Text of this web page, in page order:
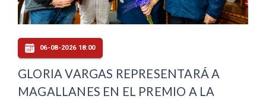
06-08-2026 18:00
GLORIA VARGAS REPRESENTARÁ A
MAGALLANES EN EL PREMIO A LA